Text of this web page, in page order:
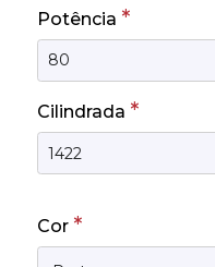
Potência *
Cilindrada *
Cor *